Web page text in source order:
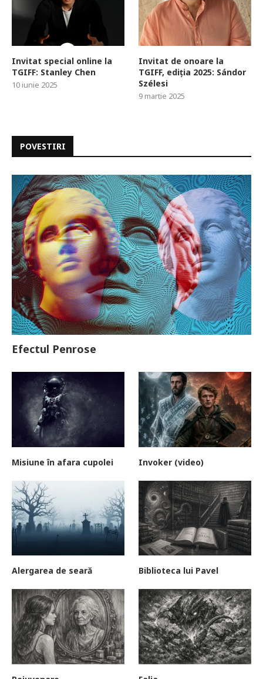
Invitat special online la
TGIFF: Stanley Chen
10 iunie 2025
Invitat de onoare la
TGIFF, ediția 2025: Sándor
Szélesi
9 martie 2025
POVESTIRI
Efectul Penrose
Misiune în afara cupolei Invoker (video)
Alergarea de seară Biblioteca lui Pavel